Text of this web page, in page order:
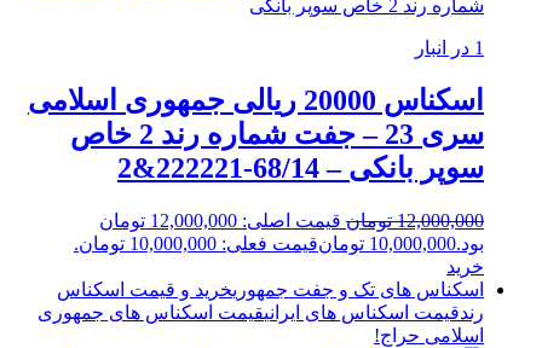
1 در انبار
اسکناس 20000 ریالی جمهوری اسلامی
سری 23 – جفت شماره رند 2 خاص
سوپر بانکی – 68/14-222221&2
12,000,000 تومان
قیمت اصلی: 12,000,000 تومان
بود.10,000,000 تومانقیمت فعلی: 10,000,000 تومان.
خرید
اسکناس های تک و جفت جمهوریخرید و قیمت اسکناس
رندقیمت اسکناس های ایرانیقیمت اسکناس های جمهوری
اسلامی حراج!